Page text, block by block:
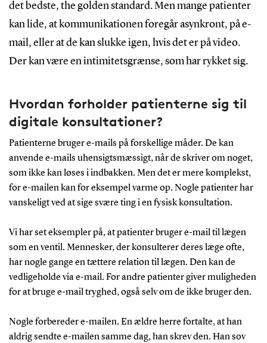
det bedste, the golden standard. Men mange patienter
kan lide, at kommunikationen foregår asynkront, på e-
mail, eller at de kan slukke igen, hvis det er på video.
Der kan være en intimitetsgrænse, som har rykket sig.
Hvordan forholder patienterne sig til
digitale konsultationer?
Patienterne bruger e-mails på forskellige måder. De kan
anvende e-mails uhensigtsmæssigt, når de skriver om noget,
som ikke kan løses i indbakken. Men det er mere komplekst,
for e-mailen kan for eksempel varme op. Nogle patienter har
vanskeligt ved at sige svære ting i en fysisk konsultation.
Vi har set eksempler på, at patienter bruger e-mail til lægen
som en ventil. Mennesker, der konsulterer deres læge ofte,
har nogle gange en tættere relation til lægen. Den kan de
vedligeholde via e-mail. For andre patienter giver muligheden
for at bruge e-mail tryghed, også selv om de ikke bruger den.
Nogle forbereder e-mailen. En ældre herre fortalte, at han
aldrig sendte e-mailen samme dag, han skrev den. Han sov